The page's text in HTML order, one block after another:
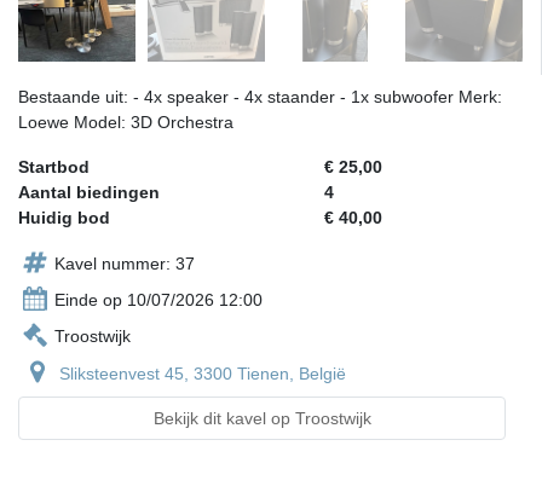
Bestaande uit: - 4x speaker - 4x staander - 1x subwoofer Merk:
Loewe Model: 3D Orchestra
Startbod
€ 25,00
Aantal biedingen
4
Huidig bod
€ 40,00
Kavel nummer: 37
Einde op 10/07/2026 12:00
Troostwijk
Sliksteenvest 45, 3300 Tienen, België
Bekijk dit kavel op Troostwijk